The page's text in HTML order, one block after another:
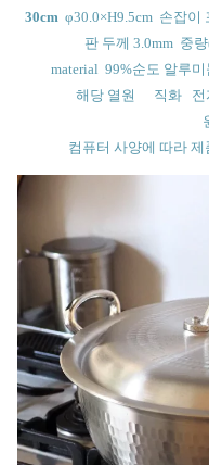
30cm φ30.0×H9.5cm 손잡이
판 두께 3.0mm 중
material 99%순도 알루
해당 열원
직화 전
컴퓨터 사양에 따라